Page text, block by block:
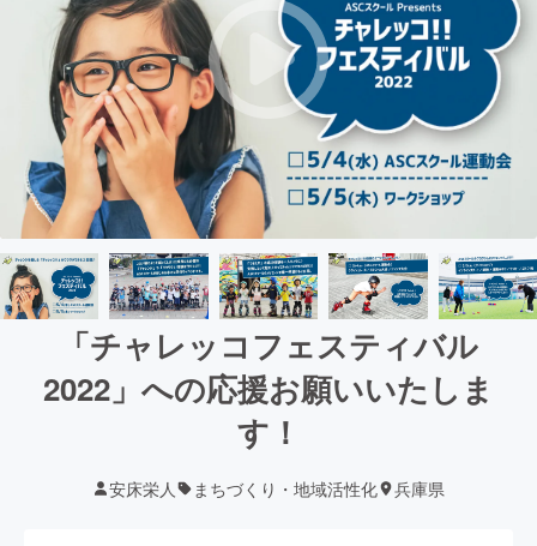
「チャレッコフェスティバル
2022」への応援お願いいたしま
す！
安床栄人 まちづくり・地域活性化 兵庫県